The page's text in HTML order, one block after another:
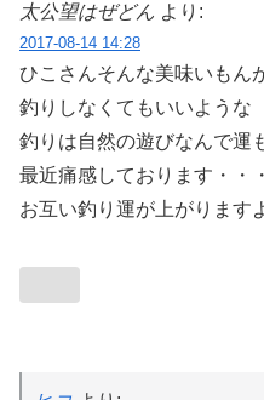
太公望はぜどん より:
2017-08-14 14:28
ひこさんそんな美味いもん
釣りしなくてもいいような
釣りは自然の遊びなんで運
最近痛感しております・・・
お互い釣り運が上がります